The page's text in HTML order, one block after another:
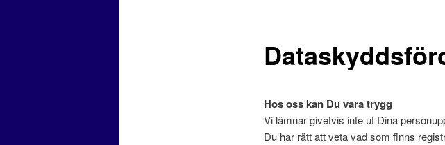
Hos oss kan Du vara trygg
Vi lämnar givetvis inte ut Dina
Du har rätt att veta vad som finns